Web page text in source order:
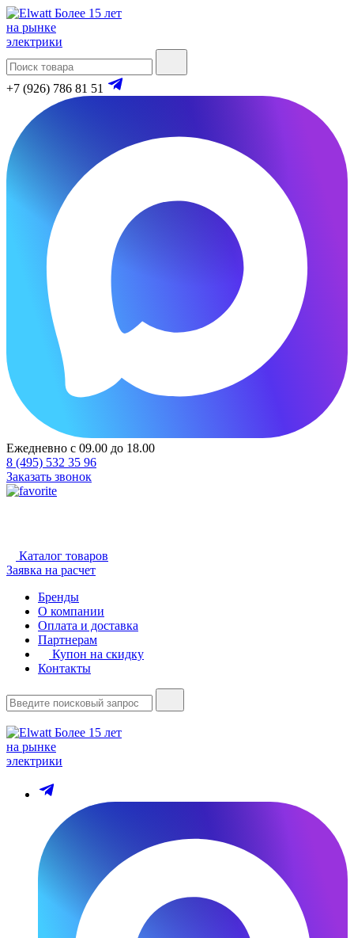
Более 15 лет
на рынке
электрики
+7 (926) 786 81 51
Ежедневно с 09.00 до 18.00
8 (495) 532 35 96
Заказать звонок
Каталог товаров
Заявка на расчет
Бренды
О компании
Оплата и доставка
Партнерам
Купон на скидку
Контакты
Более 15 лет
на рынке
электрики